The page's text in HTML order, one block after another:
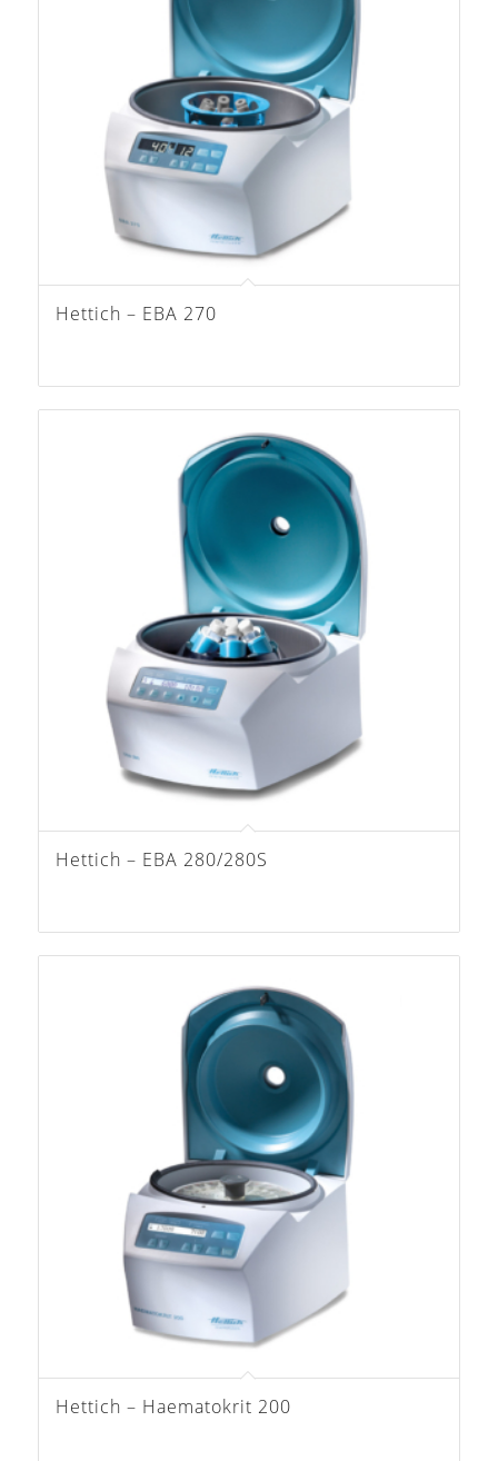
Hettich – EBA 270
Hettich – EBA 280/280S
Hettich – Haematokrit 200